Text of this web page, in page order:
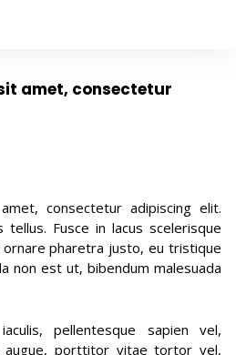
amet, consectetur
consectetur adipiscing elit.
tellus. Fusce in lacus scelerisque
ornare pharetra justo, eu tristique
non est ut, bibendum malesuada
pellentesque sapien vel,
augue, porttitor vitae tortor vel,